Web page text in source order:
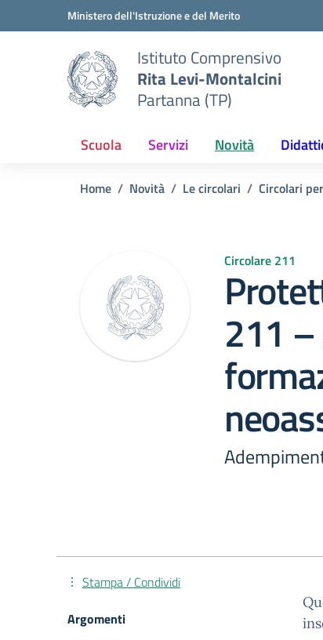
Vai ai contenuti
Vai al menu di navigazioneMinistero dell'Istruzione e del Merito
Istituto Comprensivo
Rita Levi-Montalcini
Partanna (TP)
Scuola Servizi Novità
Home Novità Le circolari Circolari
Circolare 211
211
Stampa / Condividi
Argomenti